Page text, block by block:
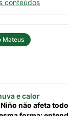
e calor
não afeta
conteúdos
Mateus